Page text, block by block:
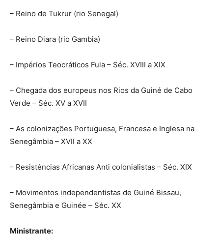
– Reino de Tukrur (rio Senegal)
– Reino Diara (rio Gambia)
– Impérios Teocráticos Fula – Séc. XVIII a XIX
– Chegada dos europeus nos Rios da Guiné de Cabo
Verde – Séc. XV a XVII
– As colonizações Portuguesa, Francesa e Inglesa na
Senegâmbia – XVII a XX
– Resistências Africanas Anti colonialistas – Séc. XIX
– Movimentos independentistas de Guiné Bissau,
Senegâmbia e Guinée – Séc. XX
Ministrante: